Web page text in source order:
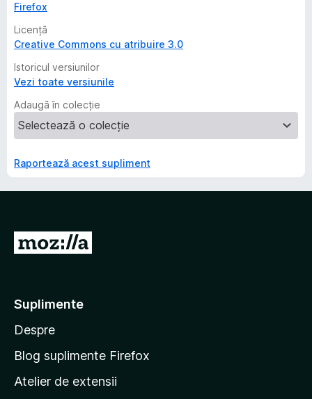
Firefox
Licență
Creative Commons cu atribuire 3.0
Istoricul versiunilor
Vezi toate versiunile
Adaugă în colecție
Raportează acest supliment
D
t
p
e
a
Suplimente
Despre
Blog suplimente Firefox
Atelier de extensii